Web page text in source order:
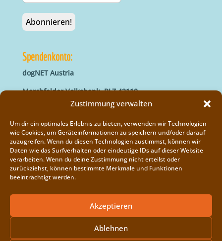
Zustimmung verwalten
Um dir ein optimales Erlebnis zu bieten, verwenden wir Technologien
wie Cookies, um Geräteinformationen zu speichern und/oder darauf
zuzugreifen. Wenn du diesen Technologien zustimmst, können wir
Daten wie das Surfverhalten oder eindeutige IDs auf dieser Website
verarbeiten. Wenn du deine Zustimmung nicht erteilst oder
zurückziehst, können bestimmte Merkmale und Funktionen
beeinträchtigt werden.
Akzeptieren
Ablehnen
Spendenkonto:
dogNET Austria
Marchfelder Volksbank, BLZ 42110
IBAN: AT66 4211 0421 5000 0000
Cookie-Richtlinie (EU)